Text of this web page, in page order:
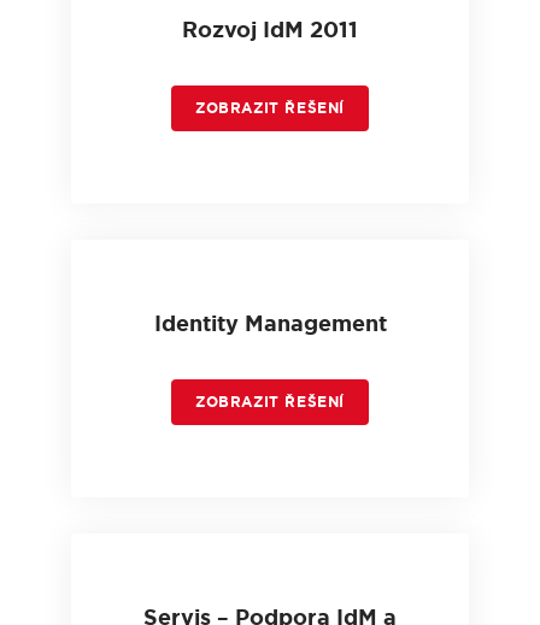
Rozvoj IdM 2011
ZOBRAZIT ŘEŠENÍ
Identity Management
ZOBRAZIT ŘEŠENÍ
Servis – Podpora IdM a